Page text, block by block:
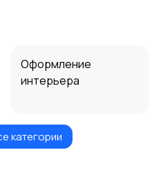
Оформление
интерьера
категории